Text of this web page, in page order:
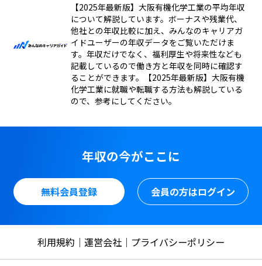
【2025年最新版】大阪有機化学工業の平均年収
について解説しています。ボーナスや残業代、
他社との年収比較に加え、みんなのキャリアガ
イドユーザーの年収データをご覧いただけま
す。年収だけでなく、福利厚生や将来性なども
記載しているので働き方と年収を同時に確認す
ることができます。【2025年最新版】大阪有機
化学工業に就職や転職する方法も解説している
ので、参考にしてください。
年収の今がここに
無料会員登録 会員の方はログイン
利用規約 運営会社 プライバシーポリシー